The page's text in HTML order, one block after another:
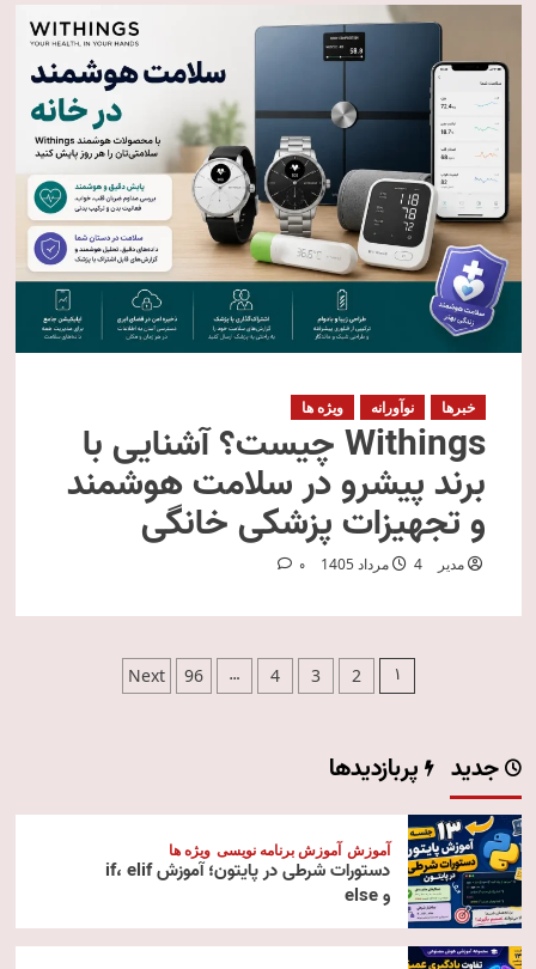
خبرها نوآورانه ویژه ها
Withings چیست؟ آشنایی با
برند پیشرو در سلامت هوشمند
و تجهیزات پزشکی خانگی
مدیر 4 مرداد 1405 0
صفحه‌بندی
1
2
3
4
…
96
Next
جدید پربازدیدها
آموزش آموزش برنامه نویسی ویژه ها
دستورات شرطی در پایتون؛ آموزش if، elif
و else